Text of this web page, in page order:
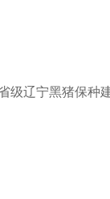
级辽宁黑猪保种